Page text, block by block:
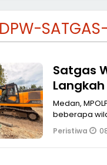
Satgas
Ex PETI
Ambil
Medan,
beberapa
Dinas
Peristiwa